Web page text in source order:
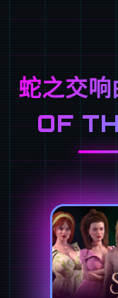
蛇之交
OF